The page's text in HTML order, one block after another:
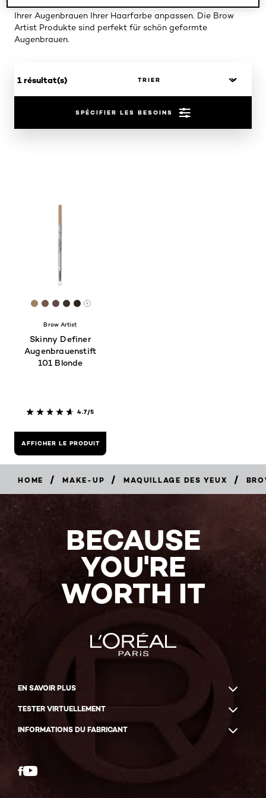
Ihrer Augenbrauen Ihrer Haarfarbe anpassen. Die Brow
Artist Produkte sind perfekt für schön geformte
Augenbrauen.
1 résultat(s)
SPÉCIFIER LES BESOINS
[Color]: #9d8065
[Color]: #745a4c
[Color]: #614c49
[Color]: #3d312c
[Color]: #2e251d
More shades are available
Brow Artist
Skinny Definer
Augenbrauenstift
101 Blonde
4.7/5
AFFICHER LE PRODUIT
HOME / MAKE-UP / MAQUILLAGE DES YEUX /
BECAUSE
YOU'RE
WORTH IT
EN SAVOIR PLUS
TESTER VIRTUELLEMENT
INFORMATIONS DU FABRICANT